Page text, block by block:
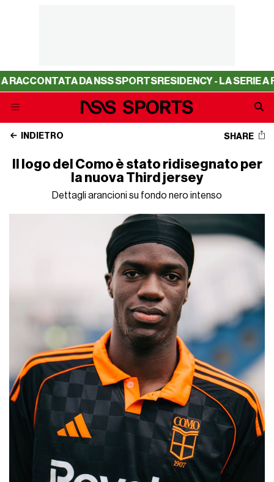
NSS SPORTSRESIDENCY - LA SERIE A RACCONTATA DA
INDIETRO SHARE
Il logo del Como è stato ridisegnato per
la nuova Third jersey
Dettagli arancioni su fondo nero intenso